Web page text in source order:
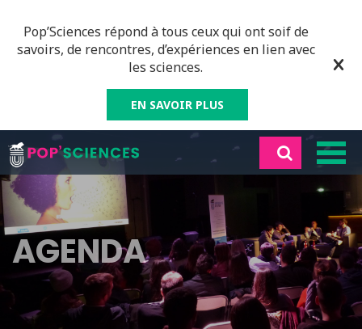
Pop’Sciences répond à tous ceux qui ont soif de
savoirs, de rencontres, d’expériences en lien avec
les sciences.
EN SAVOIR PLUS
AGENDA